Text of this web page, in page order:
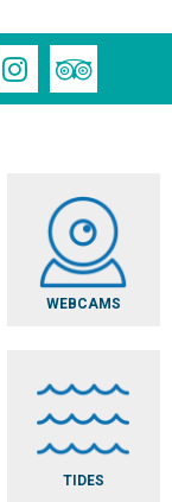
WEBCAMS
TIDES